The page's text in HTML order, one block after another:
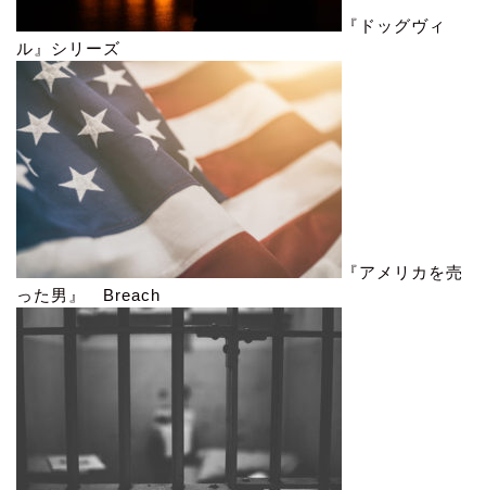
『ドッグヴィ
ル』シリーズ
『アメリカを売
った男』 Breach